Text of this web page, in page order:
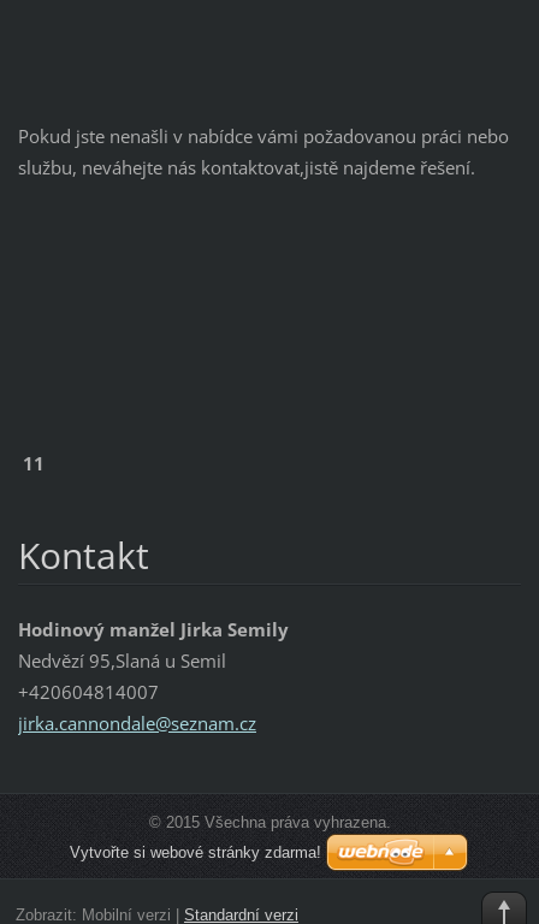
Pokud jste nenašli v nabídce vámi požadovanou práci nebo
službu, neváhejte nás kontaktovat,jistě najdeme řešení.
11
Kontakt
Hodinový manžel Jirka Semily
Nedvězí 95,Slaná u Semil
+420604814007
jirka.cannondale@seznam.cz
© 2015 Všechna práva vyhrazena.
Vytvořte si webové stránky zdarma!
Zobrazit: Mobilní verzi Standardní verzi